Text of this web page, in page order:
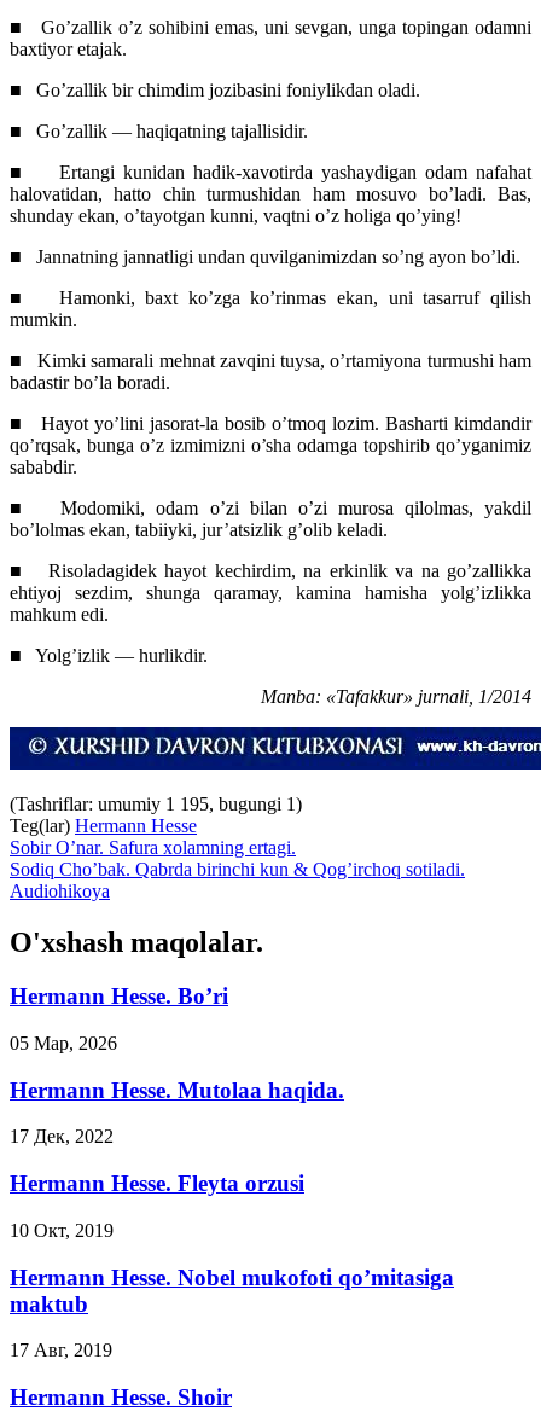
■ Go’zallik o’z sohibini emas, uni sevgan, unga topingan odamni
baxtiyor etajak.
■ Go’zallik bir chimdim jozibasini foniylikdan oladi.
■ Go’zallik — haqiqatning tajallisidir.
■
Ertangi kunidan hadik-xavotirda yashaydigan odam nafahat
halovatidan, hatto chin turmushidan ham mosuvo bo’ladi. Bas,
shunday ekan, o’tayotgan kunni, vaqtni o’z holiga qo’ying!
■ Jannatning jannatligi undan quvilganimizdan so’ng ayon bo’ldi.
■ Hamonki, baxt ko’zga ko’rinmas ekan, uni tasarruf qilish
mumkin.
■Kimki samarali mehnat zavqini tuysa, o’rtamiyona turmushi ham
badastir bo’la boradi.
■ Hayot yo’lini jasorat-la bosib o’tmoq lozim. Basharti kimdandir
qo’rqsak, bunga o’z izmimizni o’sha odamga topshirib qo’yganimiz
sababdir.
■Modomiki, odam o’zi bilan o’zi murosa qilolmas, yakdil
bo’lolmas ekan, tabiiyki, jur’atsizlik g’olib keladi.
■ Risoladagidek hayot kechirdim, na erkinlik va na go’zallikka
ehtiyoj sezdim, shunga qaramay, kamina hamisha yolg’izlikka
mahkum edi.
■ Yolg’izlik — hurlikdir.
Manba: «Tafakkur» jurnali, 1/2014
(Tashriflar: umumiy 1 195, bugungi 1)
Teg(lar) Hermann Hesse
Sobir O’nar. Safura xolamning ertagi.
Sodiq Cho’bak. Qabrda birinchi kun & Qog’irchoq sotiladi.
Audiohikoya
O'xshash maqolalar.
Hermann Hesse. Bo’ri
05 Мар, 2026
Hermann Hesse. Mutolaa haqida.
17 Дек, 2022
Hermann Hesse. Fleyta orzusi
10 Окт, 2019
Hermann Hesse. Nobel mukofoti qo’mitasiga
maktub
17 Авг, 2019
Hermann Hesse. Shoir